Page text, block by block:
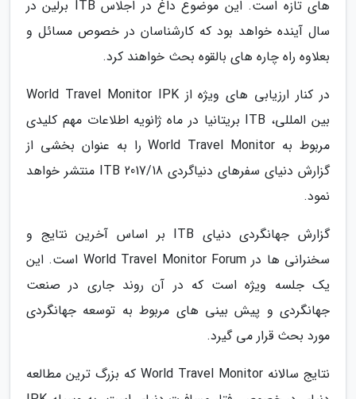
های تازه است. این موضوع داغ در اجلاس ITB برلین در
سال آینده خواهد بود که کارشناسان در خصوص مسائل و
بعلاوه راه چاره های بالقوه بحث خواهند کرد.
در کنار ارزیابی های ویژه از World Travel Monitor IPK
بین المللی، ITB بریتانیا در ماه ژانویه اطلاعات مهم کلیدی
مربوط به World Travel Monitor را به عنوان بخشی از
گزارش دنیای سفرهای دنیاگردی ITB 2017/18 منتشر خواهد
نمود.
گزارش جهانگردی دنیای ITB بر اساس آخرین نتایج و
سخنرانی ها در World Travel Monitor Forum است. این
یک جلسه ویژه است که در آن روند جاری در صنعت
جهانگردی و پیش بینی های مربوط به توسعه جهانگردی
مورد بحث قرار می گیرد.
نتایج سالانه World Travel Monitor که بزرگ ترین مطالعه